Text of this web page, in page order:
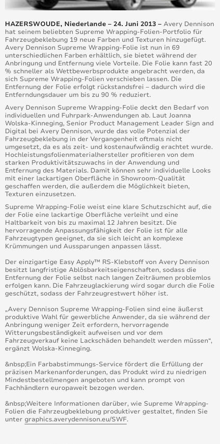
HAZERSWOUDE, Niederlande – 24. Juni 2013 – Avery Dennison
hat seinem beliebten Supreme Wrapping-Folien-Portfolio für
Fahrzeugbeklebung 19 neue Farben und Texturen hinzugefügt.
Avery Dennison Supreme Wrapping-Folie ist nun in 69
unterschiedlichen Farben erhältlich, sie bietet während der
Anbringung und Entfernung viele Vorteile. Die Folie kann fast 20
% schneller als Wettbewerbsprodukte angebracht werden, da
sich Supreme Wrapping-Folien verschieben lassen. Die
Entfernung der Folie erfolgt rückstandsfrei – dadurch wird die
Entferndungsdauer um bis zu 90 % reduziert.
Avery Dennison Supreme Wrapping-Folie deckt den Bedarf von
individuellen und Fuhrpark-Anwendungen ab. Laut Joanna
Wolska-Kinneging, Senior Product Management Leader Sign and
Digital bei Avery Dennison, wurde das volle Potenzial der
Fahrzeugbeklebung in der Vergangenheit oftmals nicht
umgesetzt, da es als zeit- und kostenaufwändig erachtet wurde.
Hochleistungsfolienmaterialhersteller profitieren von dem
starken Produktivitätszuwachs in der Anwendung und
Entfernung des Materials. Damit können sehr individuelle Looks
mit einer lackartigen Oberfläche in Showroom-Qualität
geschaffen werden, die außerdem die Möglichkeit bieten,
Texturen einzusetzen.
Supreme Wrapping-Folie weist eine klare Schutzschicht auf, die
der Folie eine lackartige Oberfläche verleiht und eine
Haltbarkeit von bis zu maximal 12 Jahren besitzt. Die
hervorragende Anpassungsfähigkeit der Folie ist für alle
Fahrzeugtypen geeignet, da sie sich leicht an komplexe
Krümmungen und Aussparungen anpassen lässt.
Der einzigartige Easy Apply™ RS-Klebstoff von Avery Dennison
besitzt langfristige Ablösbarkeitseigenschaften, sodass die
Entfernung der Folie selbst nach langen Zeiträumen problemlos
erfolgen kann. Die Fahrzeuglackierung wird sogar durch die Folie
geschützt, sodass der Fahrzeugrestwert höher ist.
„Avery Dennison Supreme Wrapping-Folien sind eine äußerst
produktive Wahl für gewerbliche Anwender, da sie während der
Anbringung weniger Zeit erfordern, hervorragende
Witterungsbeständigkeit aufweisen und vor dem
Fahrzeugverkauf keine Lackschäden behandelt werden müssen“,
ergänzt Wolska-Kinneging.
&nbsp;Ein Farbabstimmungs-Service fördert die Erfüllung der
präzisen Markenanforderungen, das Produkt wird zu niedrigen
Mindestbestellmengen angeboten und kann prompt von
Fachhändlern europaweit bezogen werden.
&nbsp;Weitere Informationen darüber, wie Supreme Wrapping-
Folien die Fahrzeugbeklebung produktiver gestaltet, finden Sie
unter graphics.averydennison.eu/SWF.